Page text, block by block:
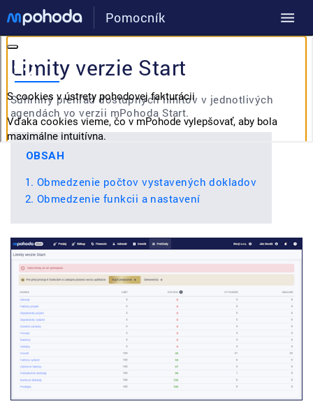
Pomocník
Limity verzie Start
Súhrnný prehľad dostupných limitov v jednotlivých
agendách vo verzii mPohoda Start.
OBSAH
Obmedzenie počtov vystavených dokladov
Obmedzenie funkcii a nastavení